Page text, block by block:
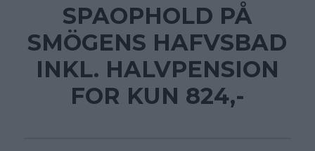
SPAOPHOLD PÅ
SMÖGENS HAFVSBAD
INKL. HALVPENSION
FOR KUN 824,-